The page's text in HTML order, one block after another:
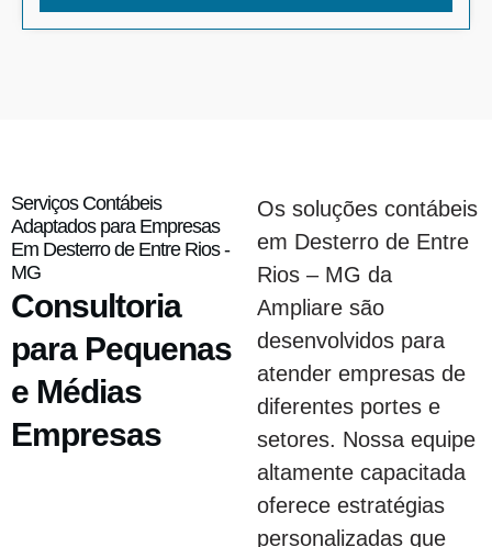
Serviços Contábeis
Adaptados para Empresas
Em Desterro de Entre Rios -
MG
Consultoria
para Pequenas
e Médias
Empresas
Os soluções contábeis
em Desterro de Entre
Rios – MG da
Ampliare são
desenvolvidos para
atender empresas de
diferentes portes e
setores. Nossa equipe
altamente capacitada
oferece estratégias
personalizadas que